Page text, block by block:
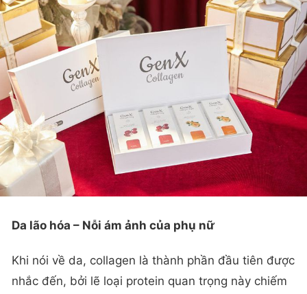
Da lão hóa – Nỗi ám ảnh của phụ nữ
Khi nói về da, collagen là thành phần đầu tiên được
nhắc đến, bởi lẽ loại protein quan trọng này chiếm